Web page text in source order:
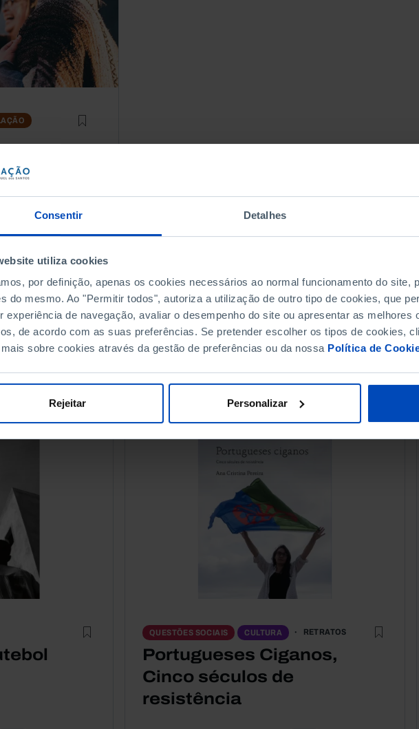
Consentir Detalhes
utiliza cookies
por definição, apenas os cookies necessários ao normal funcionamento do site,
do mesmo. Ao "Permitir todos", autoriza a utilização de outro tipo de cookies, que
experiência de navegação, avaliar o desempenho do site ou apresentar as melhores
de acordo com as suas preferências. Se pretender escolher os tipos de cookies,
mais sobre cookies através da gestão de preferências ou da nossa Política de
Rejeitar Personalizar
e como se
Portugal?
vivem? Quão
trabalham?
QUESTÕES SOCIAIS CULTURA RETRATOS
Portugueses Ciganos,
Cinco séculos de
resistência